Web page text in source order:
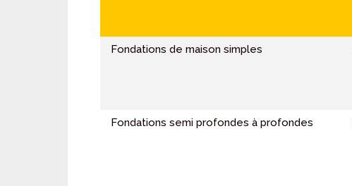
Fondations de maison simples
Fondations semi profondes à profondes